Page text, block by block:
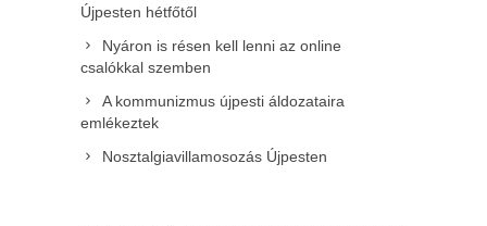
Újpesten hétfőtől
Nyáron is résen kell lenni az online
csalókkal szemben
A kommunizmus újpesti áldozataira
emlékeztek
Nosztalgiavillamosozás Újpesten